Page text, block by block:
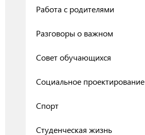
Работа с родителями
Разговоры о важном
Совет обучающихся
Социальное проектирование
Спорт
Студенческая жизнь